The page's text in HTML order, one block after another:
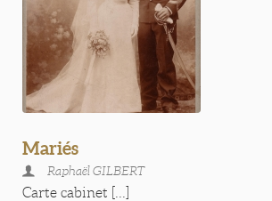
Mariés
Raphaël GILBERT
Carte cabinet [...]